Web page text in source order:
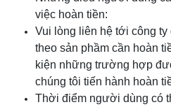
việc hoàn tiền:
Vui lòng liên hệ tới công ty
theo sản phầm cần hoàn
kiện những trường hợp
chúng tôi tiến hành hoàn
Thời điểm người dùng có